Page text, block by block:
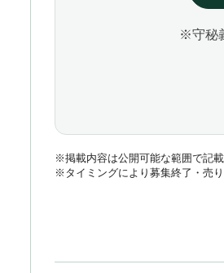
※守秘
※掲載内容は公開可能な範囲で記
※タイミングにより募集終了・売